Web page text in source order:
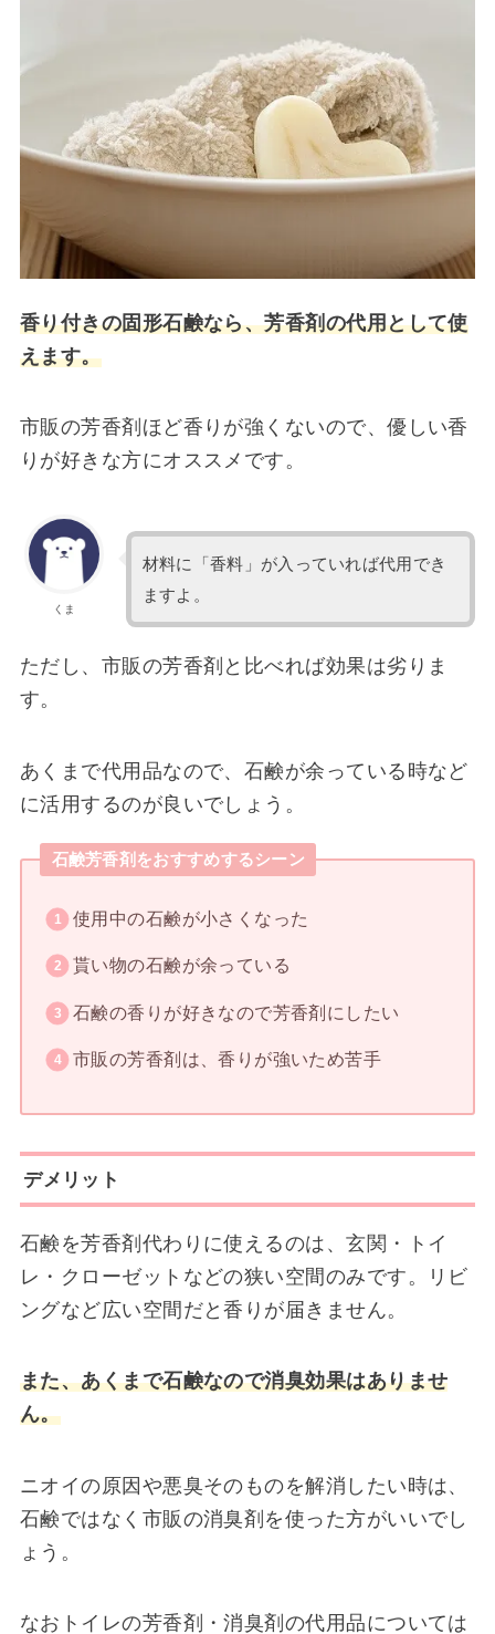
香り付きの固形石鹸なら、芳香剤の代用として使
えます。
市販の芳香剤ほど香りが強くないので、優しい香
りが好きな方にオススメです。
くま
材料に「香料」が入っていれば代用でき
ますよ。
ただし、市販の芳香剤と比べれば効果は劣りま
す。
あくまで代用品なので、石鹸が余っている時など
に活用するのが良いでしょう。
石鹸芳香剤をおすすめするシーン
使用中の石鹸が小さくなった
貰い物の石鹸が余っている
石鹸の香りが好きなので芳香剤にしたい
市販の芳香剤は、香りが強いため苦手
デメリット
石鹸を芳香剤代わりに使えるのは、玄関・トイ
レ・クローゼットなどの狭い空間のみです。リビ
ングなど広い空間だと香りが届きません。
また、あくまで石鹸なので消臭効果はありませ
ん。
ニオイの原因や悪臭そのものを解消したい時は、
石鹸ではなく市販の消臭剤を使った方がいいでし
ょう。
なおトイレの芳香剤・消臭剤の代用品については